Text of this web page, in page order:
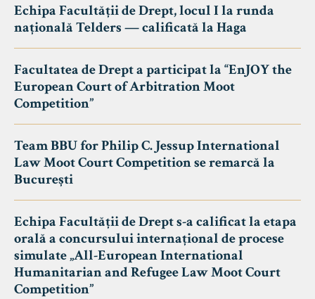
Echipa Facultății de Drept, locul I la runda
națională Telders — calificată la Haga
Facultatea de Drept a participat la “EnJOY the
European Court of Arbitration Moot
Competition”
Team BBU for Philip C. Jessup International
Law Moot Court Competition se remarcă la
București
Echipa Facultății de Drept s-a calificat la etapa
orală a concursului internațional de procese
simulate „All-European International
Humanitarian and Refugee Law Moot Court
Competition”